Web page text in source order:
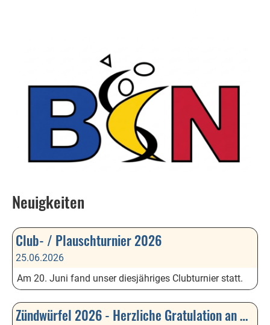
Neuigkeiten
Club- / Plauschturnier 2026
25.06.2026
Am 20. Juni fand unser diesjähriges Clubturnier statt.
Zündwürfel 2026 - Herzliche Gratulation an Urs Meier!